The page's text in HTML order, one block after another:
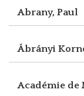
Abrany, Paul
Ábrányi
Académie de